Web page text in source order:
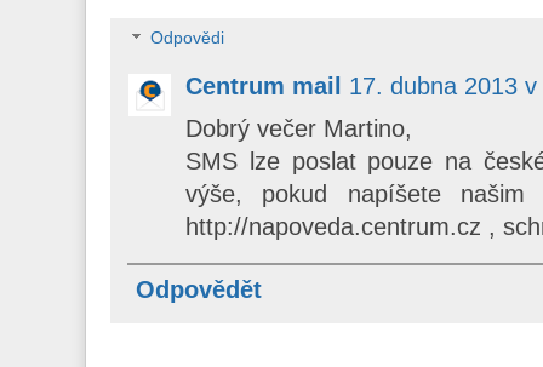
Odpovědi
Centrum mail 17. dubna 2013
Dobrý večer Martino,
SMS lze poslat pouze na
výše, pokud napíšete našim
http://napoveda.centrum.cz ,
Odpovědět